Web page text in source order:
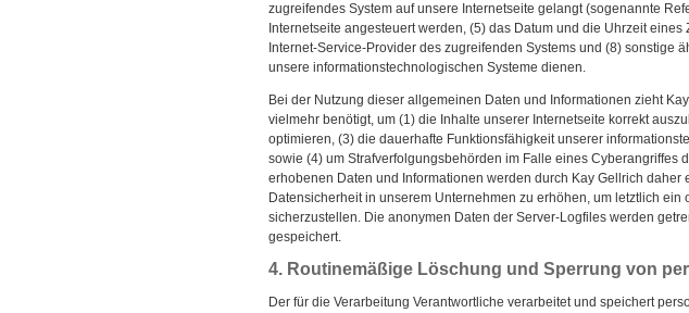
zugreifendes System auf unsere Internetseite gelangt (sogenannte
Internetseite angesteuert werden, (5) das Datum und die Uhrzeit
Internet-Service-Provider des zugreifenden Systems und (8) sonstige
unsere informationstechnologischen Systeme dienen.
Bei der Nutzung dieser allgemeinen Daten und Informationen zieht
vielmehr benötigt, um (1) die Inhalte unserer Internetseite korrekt
optimieren, (3) die dauerhafte Funktionsfähigkeit unserer
sowie (4) um Strafverfolgungsbehörden im Falle eines
erhobenen Daten und Informationen werden durch Kay Gellrich
Datensicherheit in unserem Unternehmen zu erhöhen, um letztlich
sicherzustellen. Die anonymen Daten der Server-Logfiles werden
gespeichert.
4. Routinemäßige Löschung und Sperrung von
Der für die Verarbeitung Verantwortliche verarbeitet und speichert